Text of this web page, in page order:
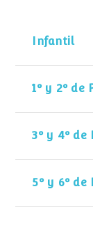
Infantil
1º y 2º de
3º y 4º
5º y 6º